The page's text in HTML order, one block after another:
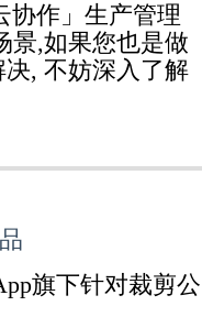
协作」生产管理
景,如果您也是做
, 不妨深入了解
旗下针对裁剪公